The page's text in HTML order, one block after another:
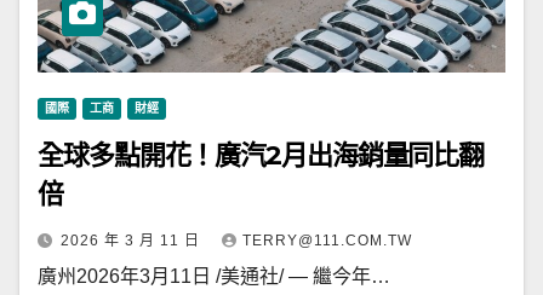
國際 工商 財經
全球多點開花！廣汽2月出海銷量同比翻
倍
2026 年 3 月 11 日 TERRY@111.COM.TW
廣州2026年3月11日 /美通社/ — 繼今年…